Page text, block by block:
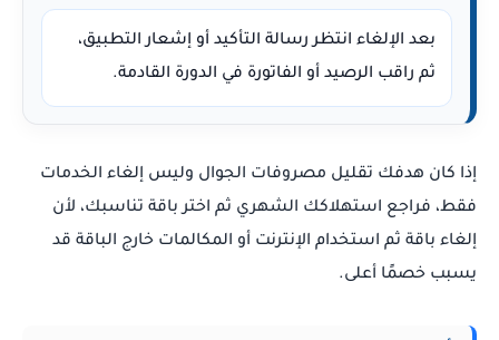
بعد الإلغاء انتظر رسالة التأكيد أو إشعار التطبيق،
ثم راقب الرصيد أو الفاتورة في الدورة القادمة.
إذا كان هدفك تقليل مصروفات الجوال وليس إلغاء الخدمات
فقط، فراجع استهلاكك الشهري ثم اختر باقة تناسبك، لأن
إلغاء باقة ثم استخدام الإنترنت أو المكالمات خارج الباقة قد
يسبب خصمًا أعلى.